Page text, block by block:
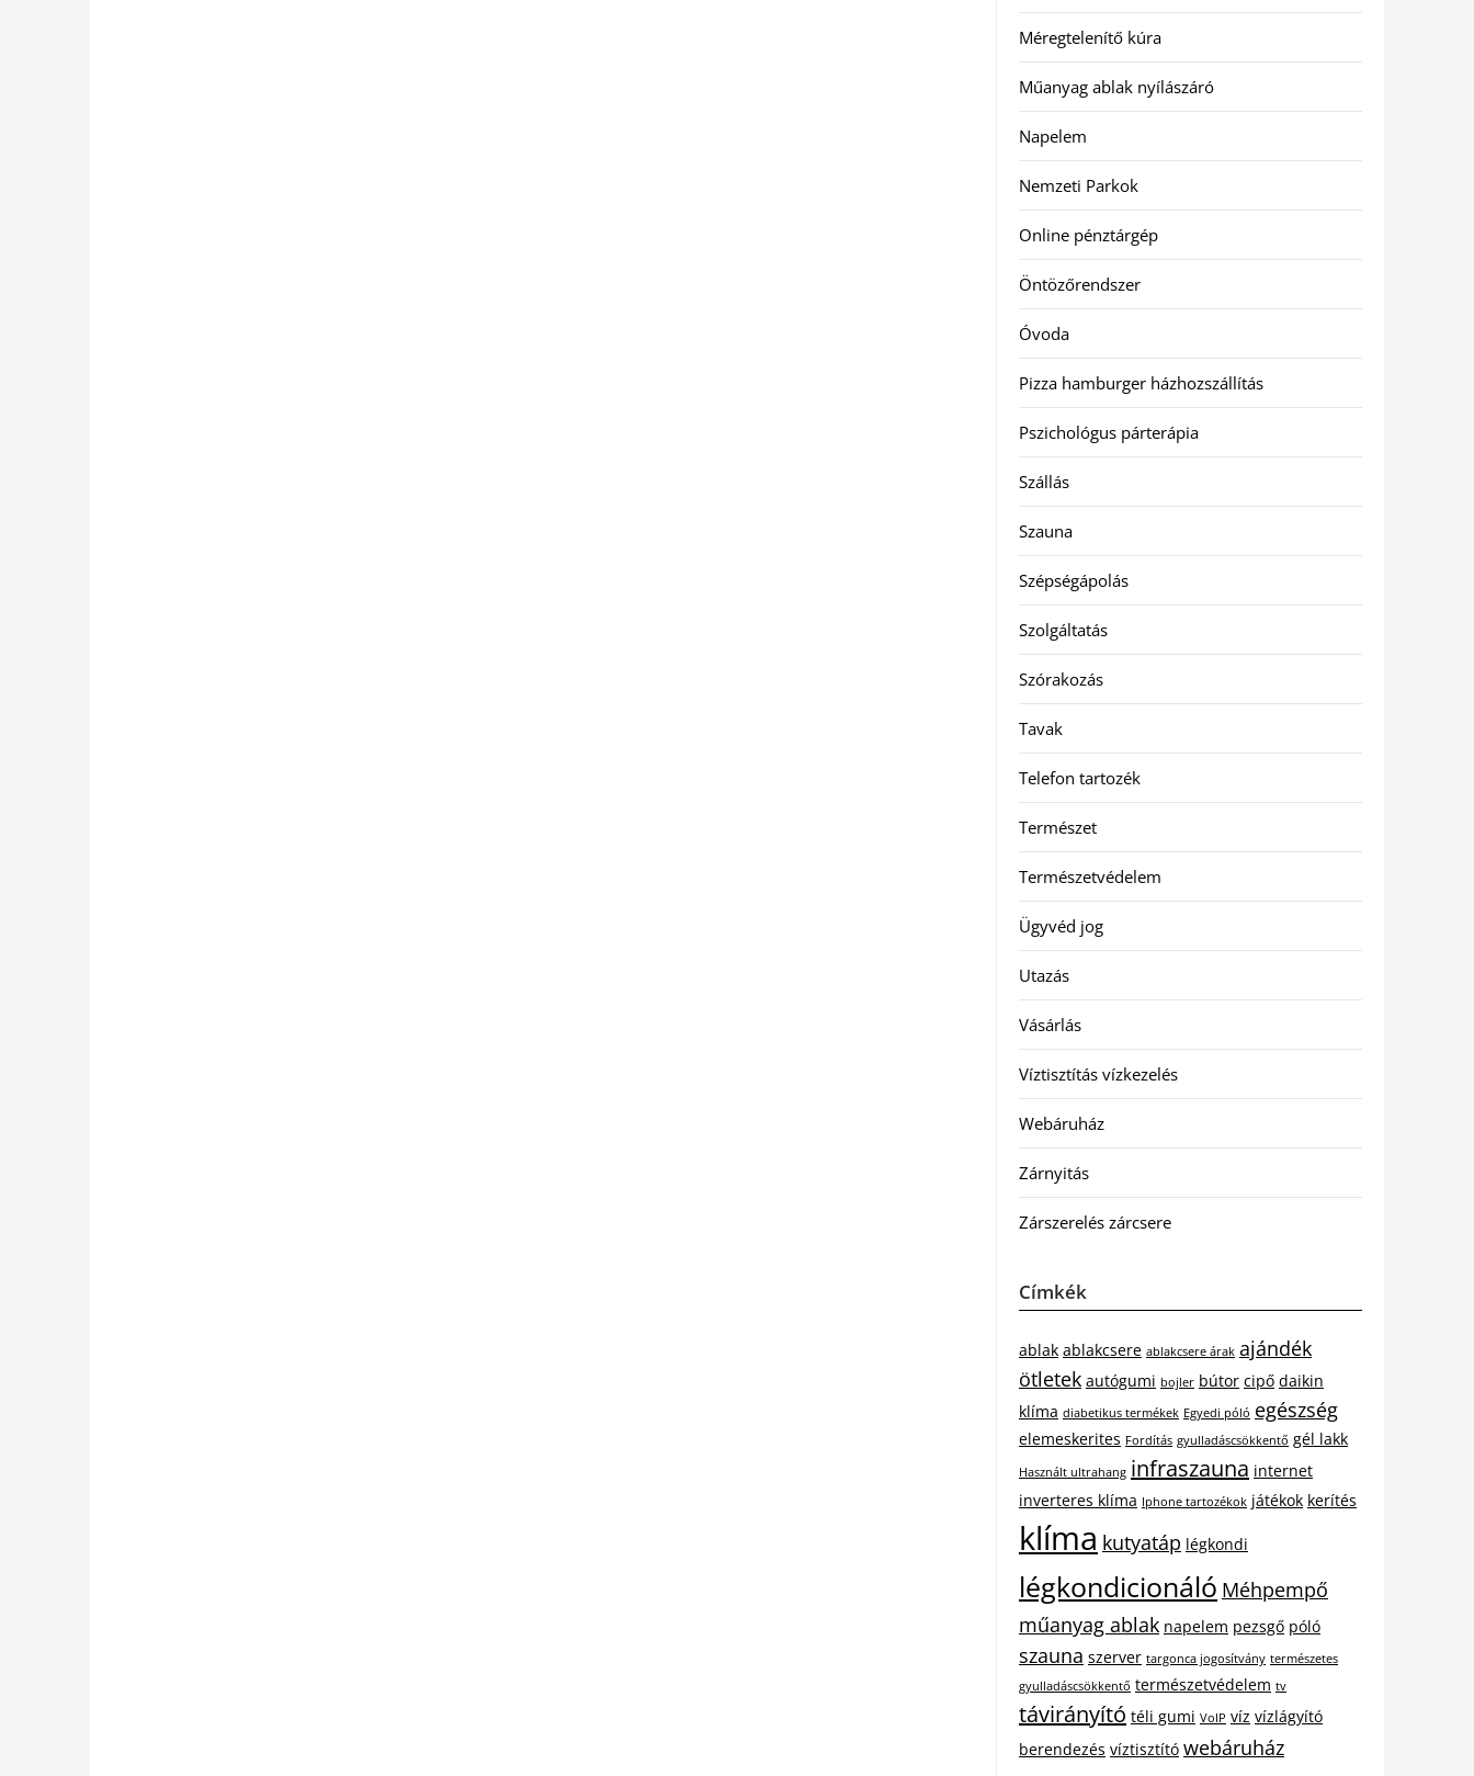
Méregtelenítő kúra
Műanyag ablak nyílászáró
Napelem
Nemzeti Parkok
Online pénztárgép
Öntözőrendszer
Óvoda
Pizza hamburger házhozszállítás
Pszichológus párterápia
Szállás
Szauna
Szépségápolás
Szolgáltatás
Szórakozás
Tavak
Telefon tartozék
Természet
Természetvédelem
Ügyvéd jog
Utazás
Vásárlás
Víztisztítás vízkezelés
Webáruház
Zárnyitás
Zárszerelés zárcsere
Címkék
ablak ablakcsere ablakcsere árak ajándék
ötletek autógumi bojler bútor cipő daikin
klíma diabetikus termékek Egyedi póló egészség
elemeskerites Fordítás gyulladáscsökkentő gél lakk
Használt ultrahang infraszauna internet
inverteres klíma Iphone tartozékok játékok kerítés
klíma kutyatáp légkondi
légkondicionáló Méhpempő
műanyag ablak napelem pezsgő póló
szauna szerver targonca jogosítvány természetes
gyulladáscsökkentő természetvédelem tv
távirányító téli gumi VoIP víz vízlágyító
berendezés víztisztító webáruház